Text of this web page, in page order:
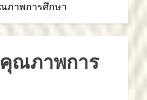
ภาพการศึกษา
ณภาพการ